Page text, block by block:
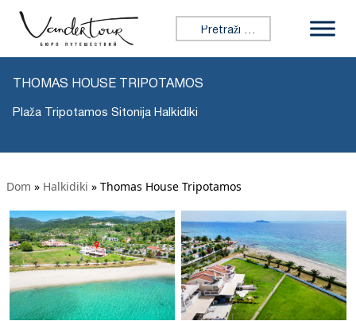
Tražiti:
THOMAS HOUSE TRIPOTAMOS
Plaža Tripotamos Sitonija Halkidiki
Dom » Halkidiki » Thomas House Tripotamos